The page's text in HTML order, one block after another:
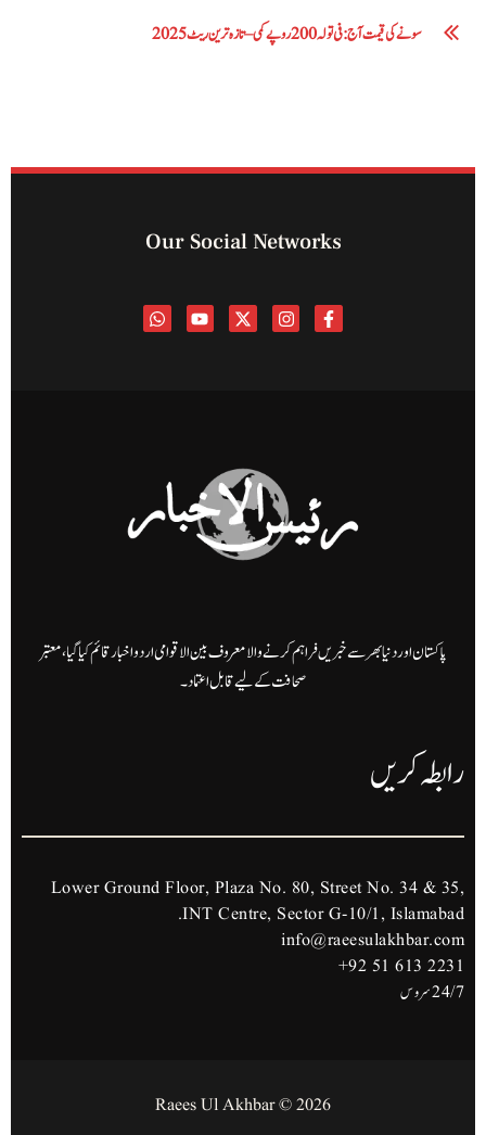
سونے کی قیمت آج: فی تولہ 200 روپے کمی – تازہ ترین ریٹ 2025
Our Social Networks
پاکستان اور دنیا بھر سے خبریں فراہم کرنے والا معروف بین الاقوامی اردو اخبار قائم کیا گیا، معتبر
صحافت کے لیے قابل اعتماد۔
رابطہ کریں
Lower Ground Floor, Plaza No. 80, Street No. 34 & 35,
INT Centre, Sector G-10/1, Islamabad.
info@raeesulakhbar.com
+92 51 613 2231
24/7 سروس
2026 © Raees Ul Akhbar